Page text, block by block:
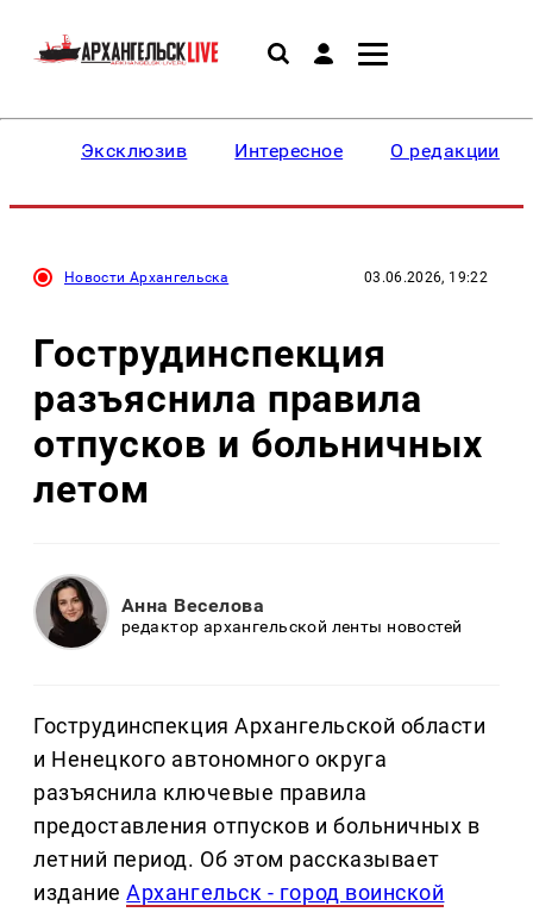
Эксклюзив Интересное О редакции
Новости Архангельска 03.06.2026, 19:22
Гострудинспекция
разъяснила правила
отпусков и больничных
летом
Анна Веселова
редактор архангельской ленты новостей
Гострудинспекция Архангельской области
и Ненецкого автономного округа
разъяснила ключевые правила
предоставления отпусков и больничных в
летний период. Об этом рассказывает
изданиеАрхангельск - город воинской